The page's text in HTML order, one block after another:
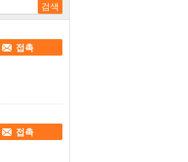
접촉
접촉